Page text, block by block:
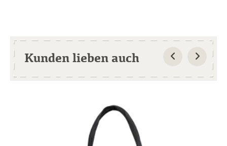
Kunden lieben auch